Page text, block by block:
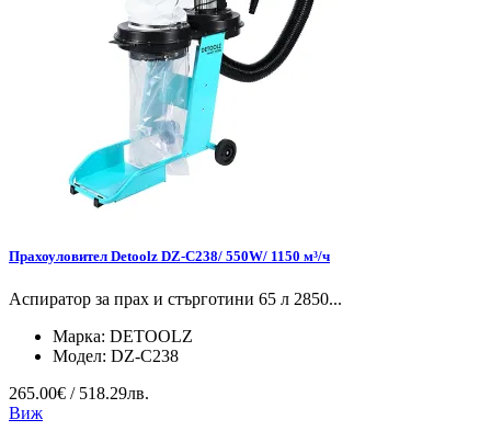
Прахоуловител Detoolz DZ-C238/ 550W/ 1150 м³/ч
Аспиратор за прах и стърготини 65 л 2850...
Марка: DETOOLZ
Модел: DZ-C238
265.00€ / 518.29лв.
Виж